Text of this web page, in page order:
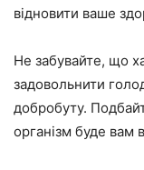
відновити ваше
Не забувайте, що
задовольнити
добробуту.
організм буде вам